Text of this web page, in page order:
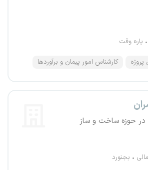
پاره وقت
کارشناس امور پیمان و برآوردها
حوزه ساخت و ساز
بجنورد